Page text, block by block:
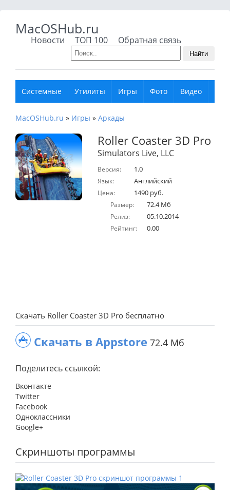
MacOSHub.ru
Новости ТОП 100 Обратная связь
Найти
Системные Утилиты Игры Фото Видео
MacOSHub.ru » Игры » Аркады
Roller Coaster 3D Pro
Simulators Live, LLC
Версия: 1.0
Язык: Английский
Цена: 1490 руб.
Размер: 72.4 Мб
Релиз: 05.10.2014
Рейтинг: 0.00
Скачать Roller Coaster 3D Pro бесплатно
Скачать в Appstore 72.4 Мб
Поделитесь ссылкой:
Вконтакте
Twitter
Facebook
Одноклассники
Google+
Скриншоты программы